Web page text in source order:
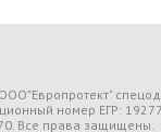
номер ЕГР:
Все права защищены.